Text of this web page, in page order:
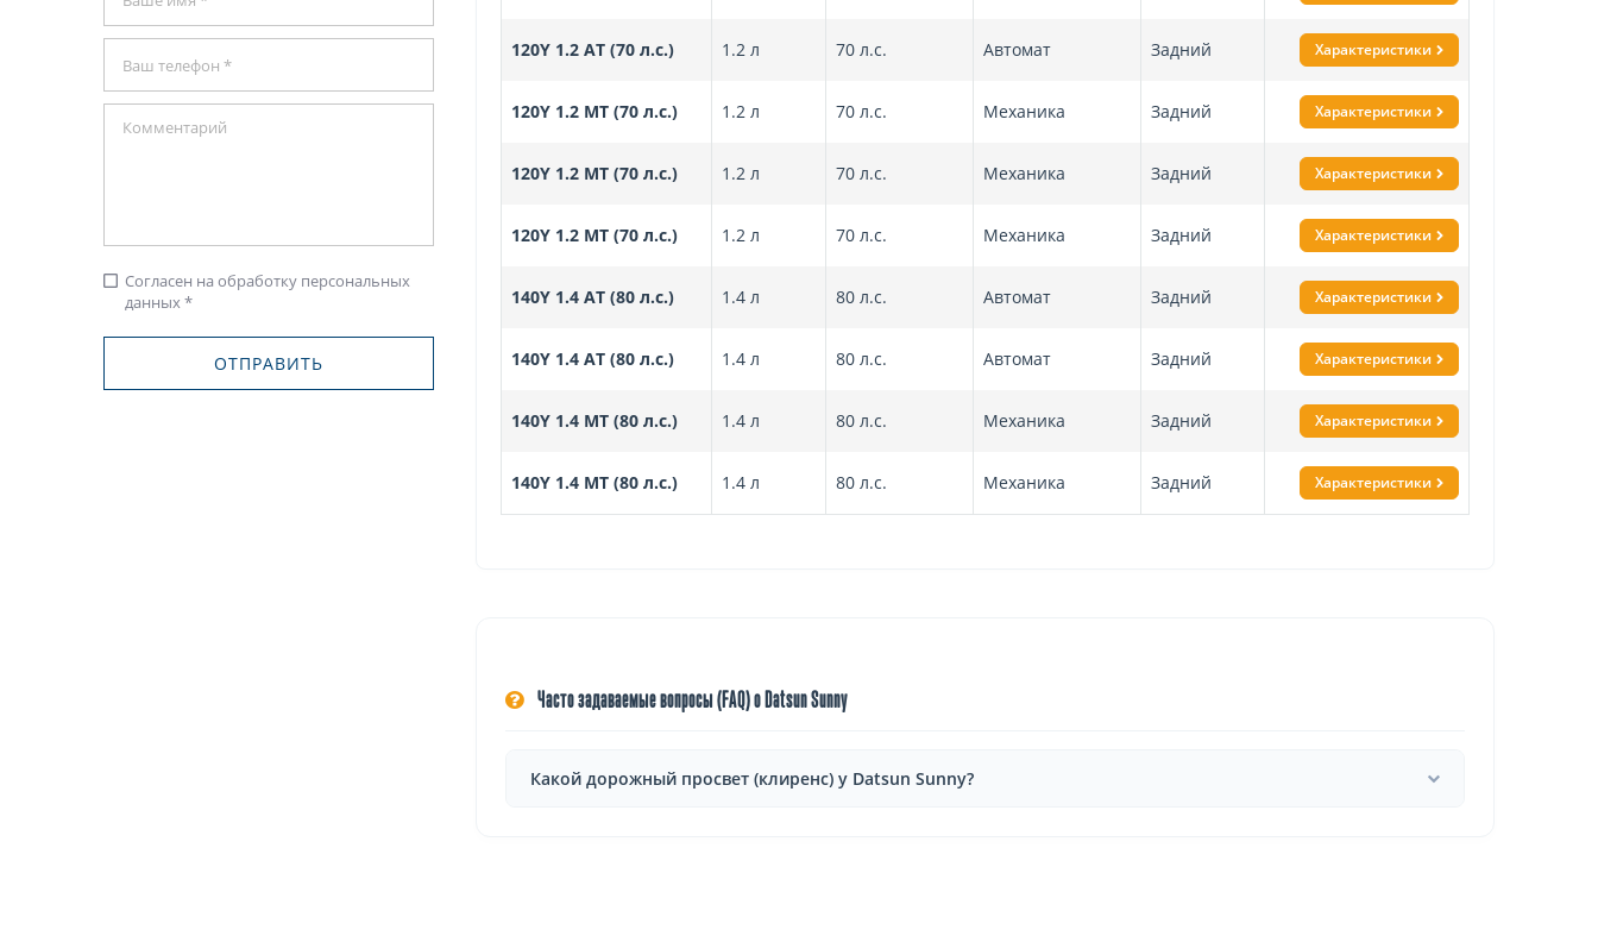
120Y 1.2 AT (70 л.с.) 1.2 л 70 л.с. Автомат Задний Характеристики
120Y 1.2 MT (70 л.с.) 1.2 л 70 л.с. Механика Задний Характеристики
120Y 1.2 MT (70 л.с.) 1.2 л 70 л.с. Механика Задний Характеристики
120Y 1.2 MT (70 л.с.) 1.2 л 70 л.с. Механика Задний Характеристики
140Y 1.4 AT (80 л.с.) 1.4 л 80 л.с. Автомат Задний Характеристики
140Y 1.4 AT (80 л.с.) 1.4 л 80 л.с. Автомат Задний Характеристики
140Y 1.4 MT (80 л.с.) 1.4 л 80 л.с. Механика Задний Характеристики
140Y 1.4 MT (80 л.с.) 1.4 л 80 л.с. Механика Задний Характеристики
Часто задаваемые вопросы (FAQ) о Datsun Sunny
Какой дорожный просвет (клиренс) у Datsun Sunny?
check_box_outline_blank Согласен на обработку персональных
данных *